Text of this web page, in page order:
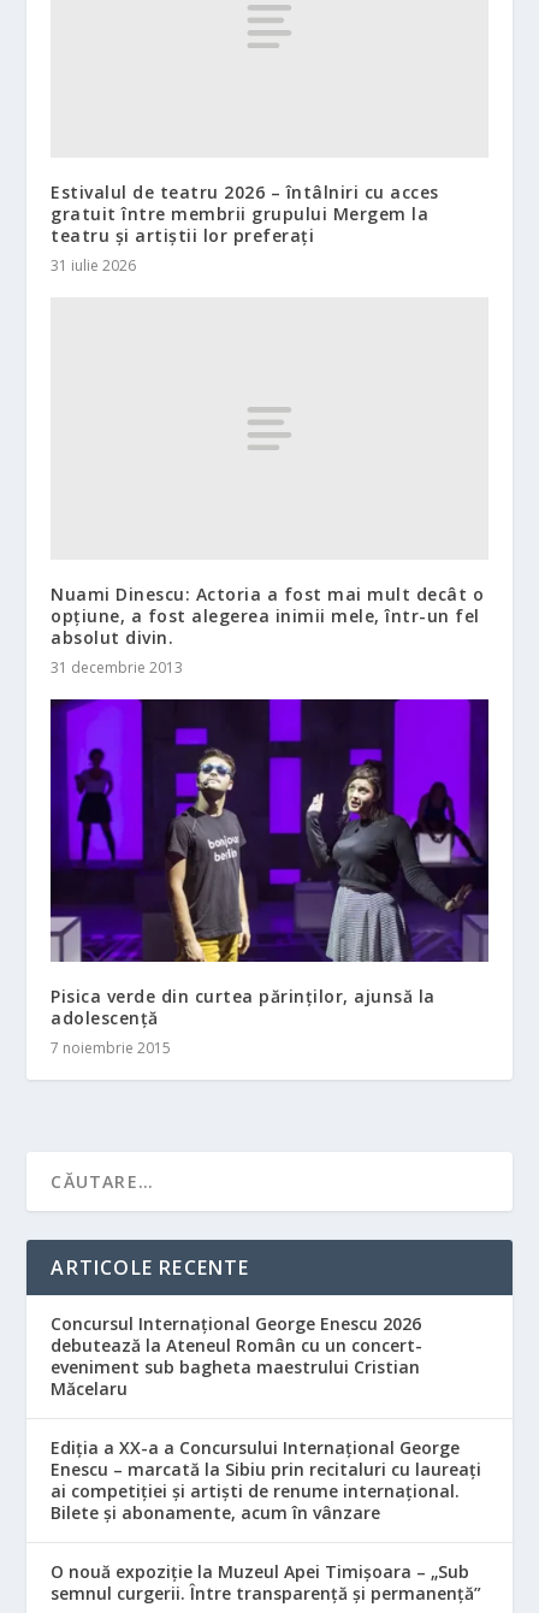
Estivalul de teatru 2026 – întâlniri cu acces
gratuit între membrii grupului Mergem la
teatru și artiștii lor preferați
31 iulie 2026
Nuami Dinescu: Actoria a fost mai mult decât o
opțiune, a fost alegerea inimii mele, într-un fel
absolut divin.
31 decembrie 2013
Pisica verde din curtea părinţilor, ajunsă la
adolescenţă
7 noiembrie 2015
ARTICOLE RECENTE
Concursul Internațional George Enescu 2026
debutează la Ateneul Român cu un concert-
eveniment sub bagheta maestrului Cristian
Măcelaru
Ediția a XX-a a Concursului Internațional George
Enescu – marcată la Sibiu prin recitaluri cu laureați
ai competiției și artiști de renume internațional.
Bilete și abonamente, acum în vânzare
O nouă expoziție la Muzeul Apei Timișoara – „Sub
semnul curgerii. Între transparență și permanență”